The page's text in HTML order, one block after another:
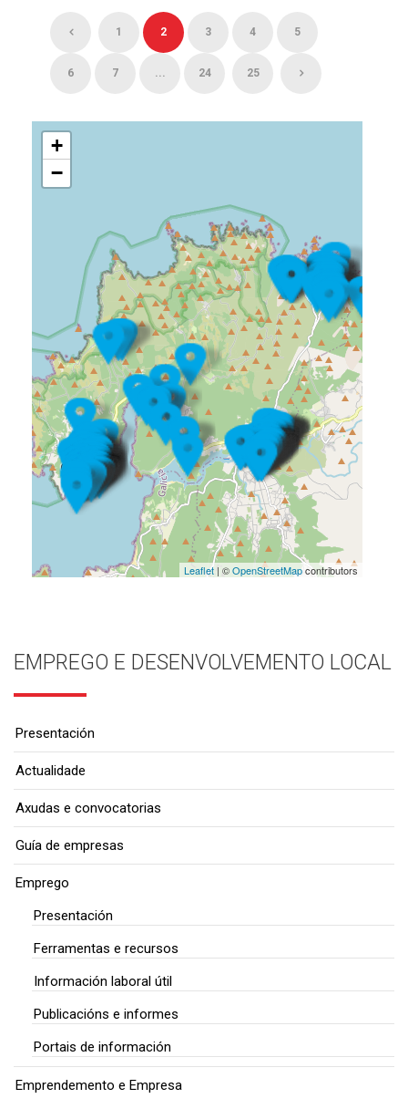
1 2 3 4 5
6 7 ... 24 25
+
−
Leaflet| ©OpenStreetMapcontributors
EMPREGO E DESENVOLVEMENTO LOCAL
Presentación
Actualidade
Axudas e convocatorias
Guía de empresas
Emprego
Presentación
Ferramentas e recursos
Información laboral útil
Publicacións e informes
Portais de información
Emprendemento e Empresa